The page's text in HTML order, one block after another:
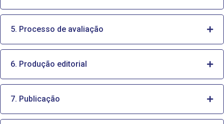
5. Processo de avaliação
6. Produção editorial
7. Publicação